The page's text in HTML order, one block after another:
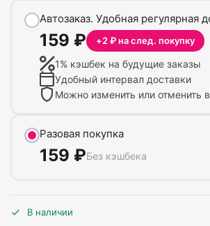
Автозаказ. Удобная регулярная
159 ₽ +2₽ на след. покупку
1% кэшбек на будущие заказы
Удобный интервал доставки
Можно изменить или отменить
Разовая покупка
159 ₽Без кэшбека
В наличии